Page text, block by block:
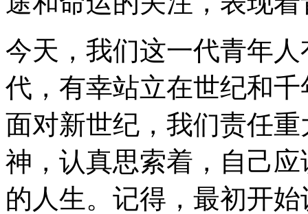
今天，我们这一代青年
代，有幸站立在世纪和
面对新世纪，我们责任
神，认真思索着，自己
的人生。记得，最初开